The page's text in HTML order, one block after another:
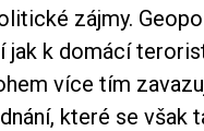
zájmy.
jak k domácí
více tím
které se však